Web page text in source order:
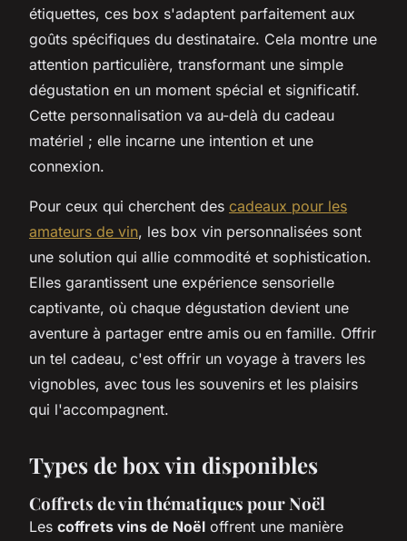
étiquettes, ces box s'adaptent parfaitement aux
goûts spécifiques du destinataire. Cela montre une
attention particulière, transformant une simple
dégustation en un moment spécial et significatif.
Cette personnalisation va au-delà du cadeau
matériel ; elle incarne une intention et une
connexion.
Pour ceux qui cherchent des cadeaux pour les
amateurs de vin, les box vin personnalisées sont
une solution qui allie commodité et sophistication.
Elles garantissent une expérience sensorielle
captivante, où chaque dégustation devient une
aventure à partager entre amis ou en famille. Offrir
un tel cadeau, c'est offrir un voyage à travers les
vignobles, avec tous les souvenirs et les plaisirs
qui l'accompagnent.
Types de box vin disponibles
Coffrets de vin thématiques pour Noël
Les coffrets vins de Noël offrent une manière